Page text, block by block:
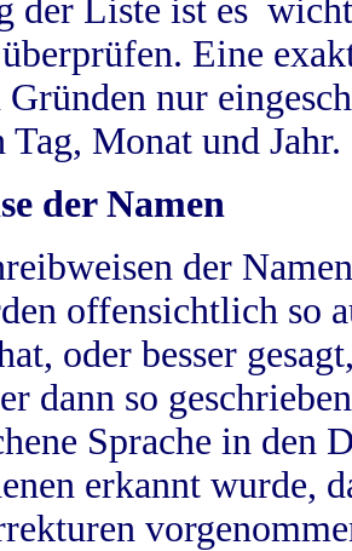
der Liste ist es
Eine
Gründen nur
Monat und Jahr.
der Namen
der
offensichtlich so
oder besser
dann so
Sprache in
erkannt wurde,